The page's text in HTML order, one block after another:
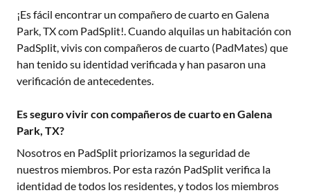
¡Es fácil encontrar un compañero de cuarto en Galena
Park, TXcom PadSplit!. Cuando alquilas un habitación con
PadSplit, vivis con compañeros de cuarto (PadMates) que
han tenido su identidad verificada y han pasaron una
verificación de antecedentes.
Es seguro vivir con compañeros de cuarto en Galena
Park, TX?
Nosotros en PadSplit priorizamos la seguridad de
nuestros miembros. Por esta razón PadSplit verifica la
identidad de todos los residentes, y todos los miembros